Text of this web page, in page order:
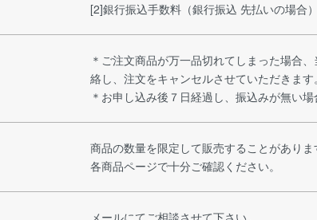
[2]銀行振込手数料（銀行振込 先払いの場合）
＊ご注文商品が万一品切れてしまった場合
絡し、注文をキャンセルさせていただきます。
＊お申し込み後７日経過し、振込みが無い
商品の数量を限定して販売することがありま
各商品ページで十分ご確認ください。
メールにてご相談させて下さい。